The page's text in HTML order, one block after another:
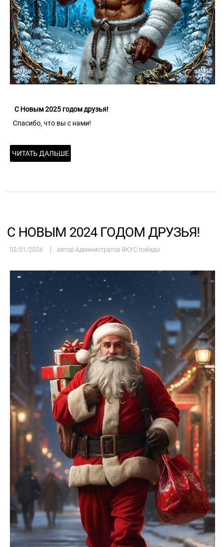
С Новым 2025 годом друзья!
Спасибо, что вы с нами!
ЧИТАТЬ ДАЛЬШЕ
С НОВЫМ 2024 ГОДОМ ДРУЗЬЯ!
02/01/2024 автор Администратор ВКУС победы